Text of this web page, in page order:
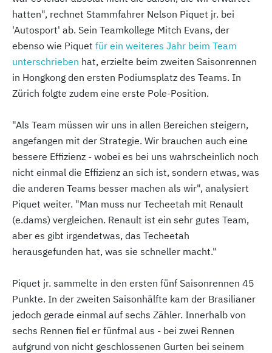
hatten", rechnet Stammfahrer Nelson Piquet jr. bei
'Autosport' ab. Sein Teamkollege Mitch Evans, der
ebenso wie Piquet für ein weiteres Jahr beim Team
unterschrieben hat, erzielte beim zweiten Saisonrennen
in Hongkong den ersten Podiumsplatz des Teams. In
Zürich folgte zudem eine erste Pole-Position.
"Als Team müssen wir uns in allen Bereichen steigern,
angefangen mit der Strategie. Wir brauchen auch eine
bessere Effizienz - wobei es bei uns wahrscheinlich noch
nicht einmal die Effizienz an sich ist, sondern etwas, was
die anderen Teams besser machen als wir", analysiert
Piquet weiter. "Man muss nur Techeetah mit Renault
(e.dams) vergleichen. Renault ist ein sehr gutes Team,
aber es gibt irgendetwas, das Techeetah
herausgefunden hat, was sie schneller macht."
Piquet jr. sammelte in den ersten fünf Saisonrennen 45
Punkte. In der zweiten Saisonhälfte kam der Brasilianer
jedoch gerade einmal auf sechs Zähler. Innerhalb von
sechs Rennen fiel er fünfmal aus - bei zwei Rennen
aufgrund von nicht geschlossenen Gurten bei seinem